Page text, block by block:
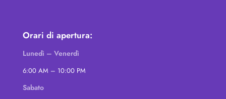
Orari di apertura:
Lunedì – Venerdì
6:00 AM – 10:00 PM
Sabato